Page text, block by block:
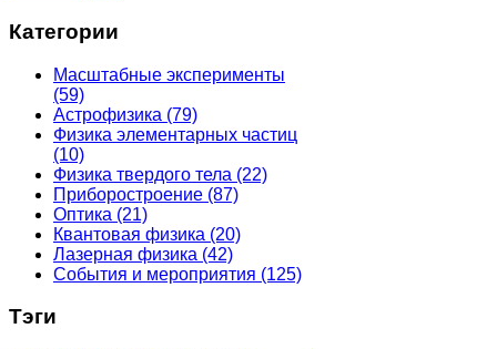
Категории
Масштабные эксперименты
(59)
Астрофизика (79)
Физика элементарных частиц
(10)
Физика твердого тела (22)
Приборостроение (87)
Оптика (21)
Квантовая физика (20)
Лазерная физика (42)
События и мероприятия (125)
Тэги